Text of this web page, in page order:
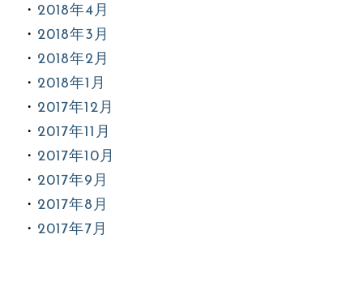
2018年4月
2018年3月
2018年2月
2018年1月
2017年12月
2017年11月
2017年10月
2017年9月
2017年8月
2017年7月